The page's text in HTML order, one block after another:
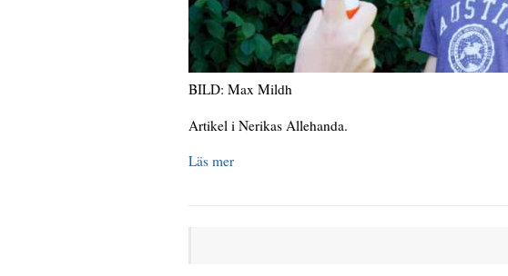
BILD: Max Mildh
Artikel i Nerikas Allehanda.
Läs mer